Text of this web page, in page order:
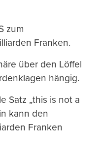
zum
Franken.
über den Löffel
hängig.
Satz „this is not a
kann den
Franken